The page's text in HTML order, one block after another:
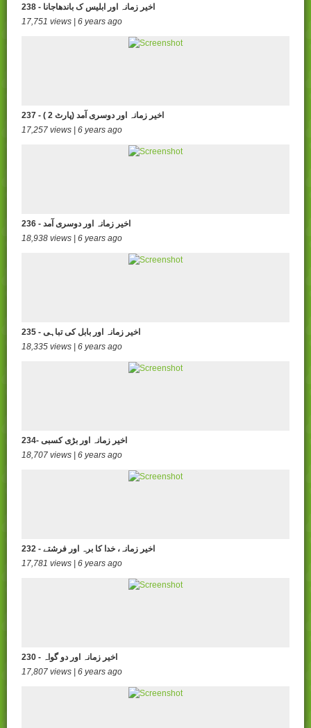
238 - اخیر زمانہ اور ابلیس ک باندھاجانا
17,751 views | 6 years ago
237 - ( اخیر زمانہ اور دوسری آمد (پارٹ 2
17,257 views | 6 years ago
236 - اخیر زمانہ اور دوسری آمد
18,938 views | 6 years ago
235 - اخیر زمانہ اور بابل کی تباہی
18,335 views | 6 years ago
234- اخیر زمانہ اور بڑی کسبی
18,707 views | 6 years ago
232 - اخیر زمانہ، خدا کا برہ اور فرشتے
17,781 views | 6 years ago
230 - اخیر زمانہ اور دو گواہ
17,807 views | 6 years ago